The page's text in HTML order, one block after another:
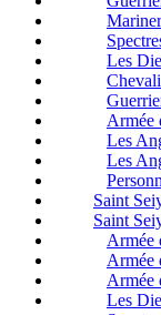
Les
Armée
Les
Les
Saint
Saint
Armée
Armée
Armée
Les